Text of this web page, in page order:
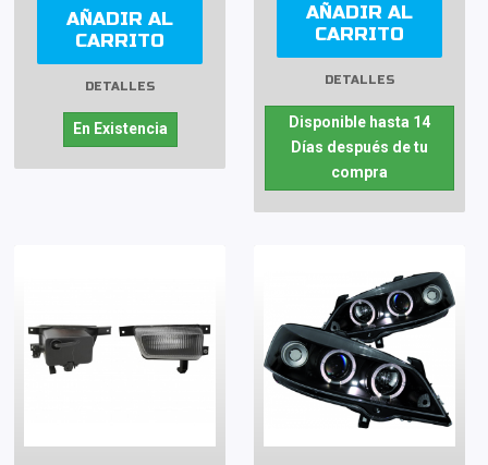
AÑADIR AL
CARRITO
DETALLES
En Existencia
AÑADIR AL
CARRITO
DETALLES
Disponible hasta 14
Días después de tu
compra